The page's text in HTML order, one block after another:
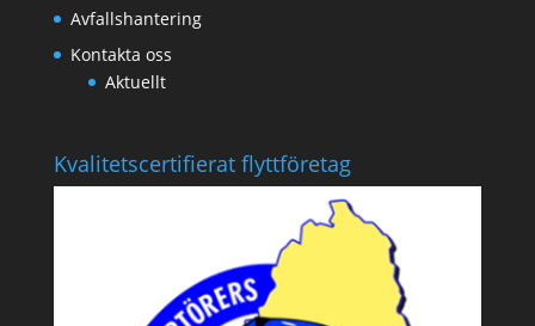
Avfallshantering
Kontakta oss
Aktuellt
Kvalitetscertifierat flyttföretag